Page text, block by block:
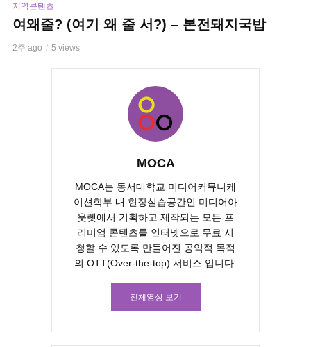
지역콘텐츠
여왜줄? (여기 왜 줄 서?) – 본전돼지국밥
2주 ago 5 views
MOCA
MOCA는 동서대학교 미디어커뮤니케
이션학부 내 현장실습공간인 미디어아
웃렛에서 기획하고 제작되는 모든 프
리미엄 콘텐츠를 인터넷으로 무료 시
청할 수 있도록 만들어진 공익적 목적
의 OTT(Over-the-top) 서비스 입니다.
전체영상 보기